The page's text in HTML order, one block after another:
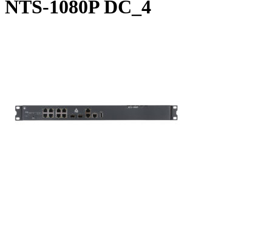
NTS-1080P DC_4